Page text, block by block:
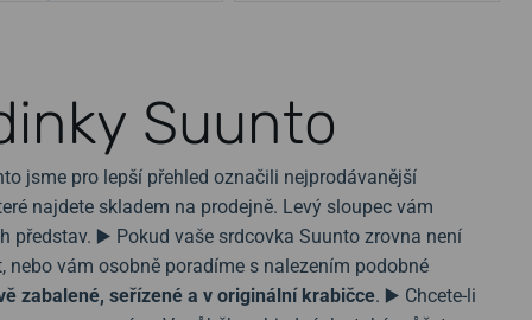
Suunto
jsme pro lepší přehled označili nejprodávanější
najdete skladem na prodejně. Levý sloupec vám
představ. ▶️ Pokud vaše srdcovka Suunto zrovna není
nebo vám osobně poradíme s nalezením podobné
zabalené, seřízené a v originální krabičce. ▶️ Chcete-li